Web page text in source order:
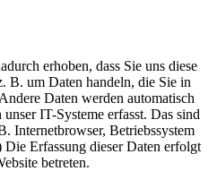
erhoben, dass Sie uns diese
B. um Daten handeln, die Sie in
Daten werden automatisch
IT-Systeme erfasst. Das sind
Internetbrowser, Betriebssystem
Erfassung dieser Daten erfolgt
betreten.